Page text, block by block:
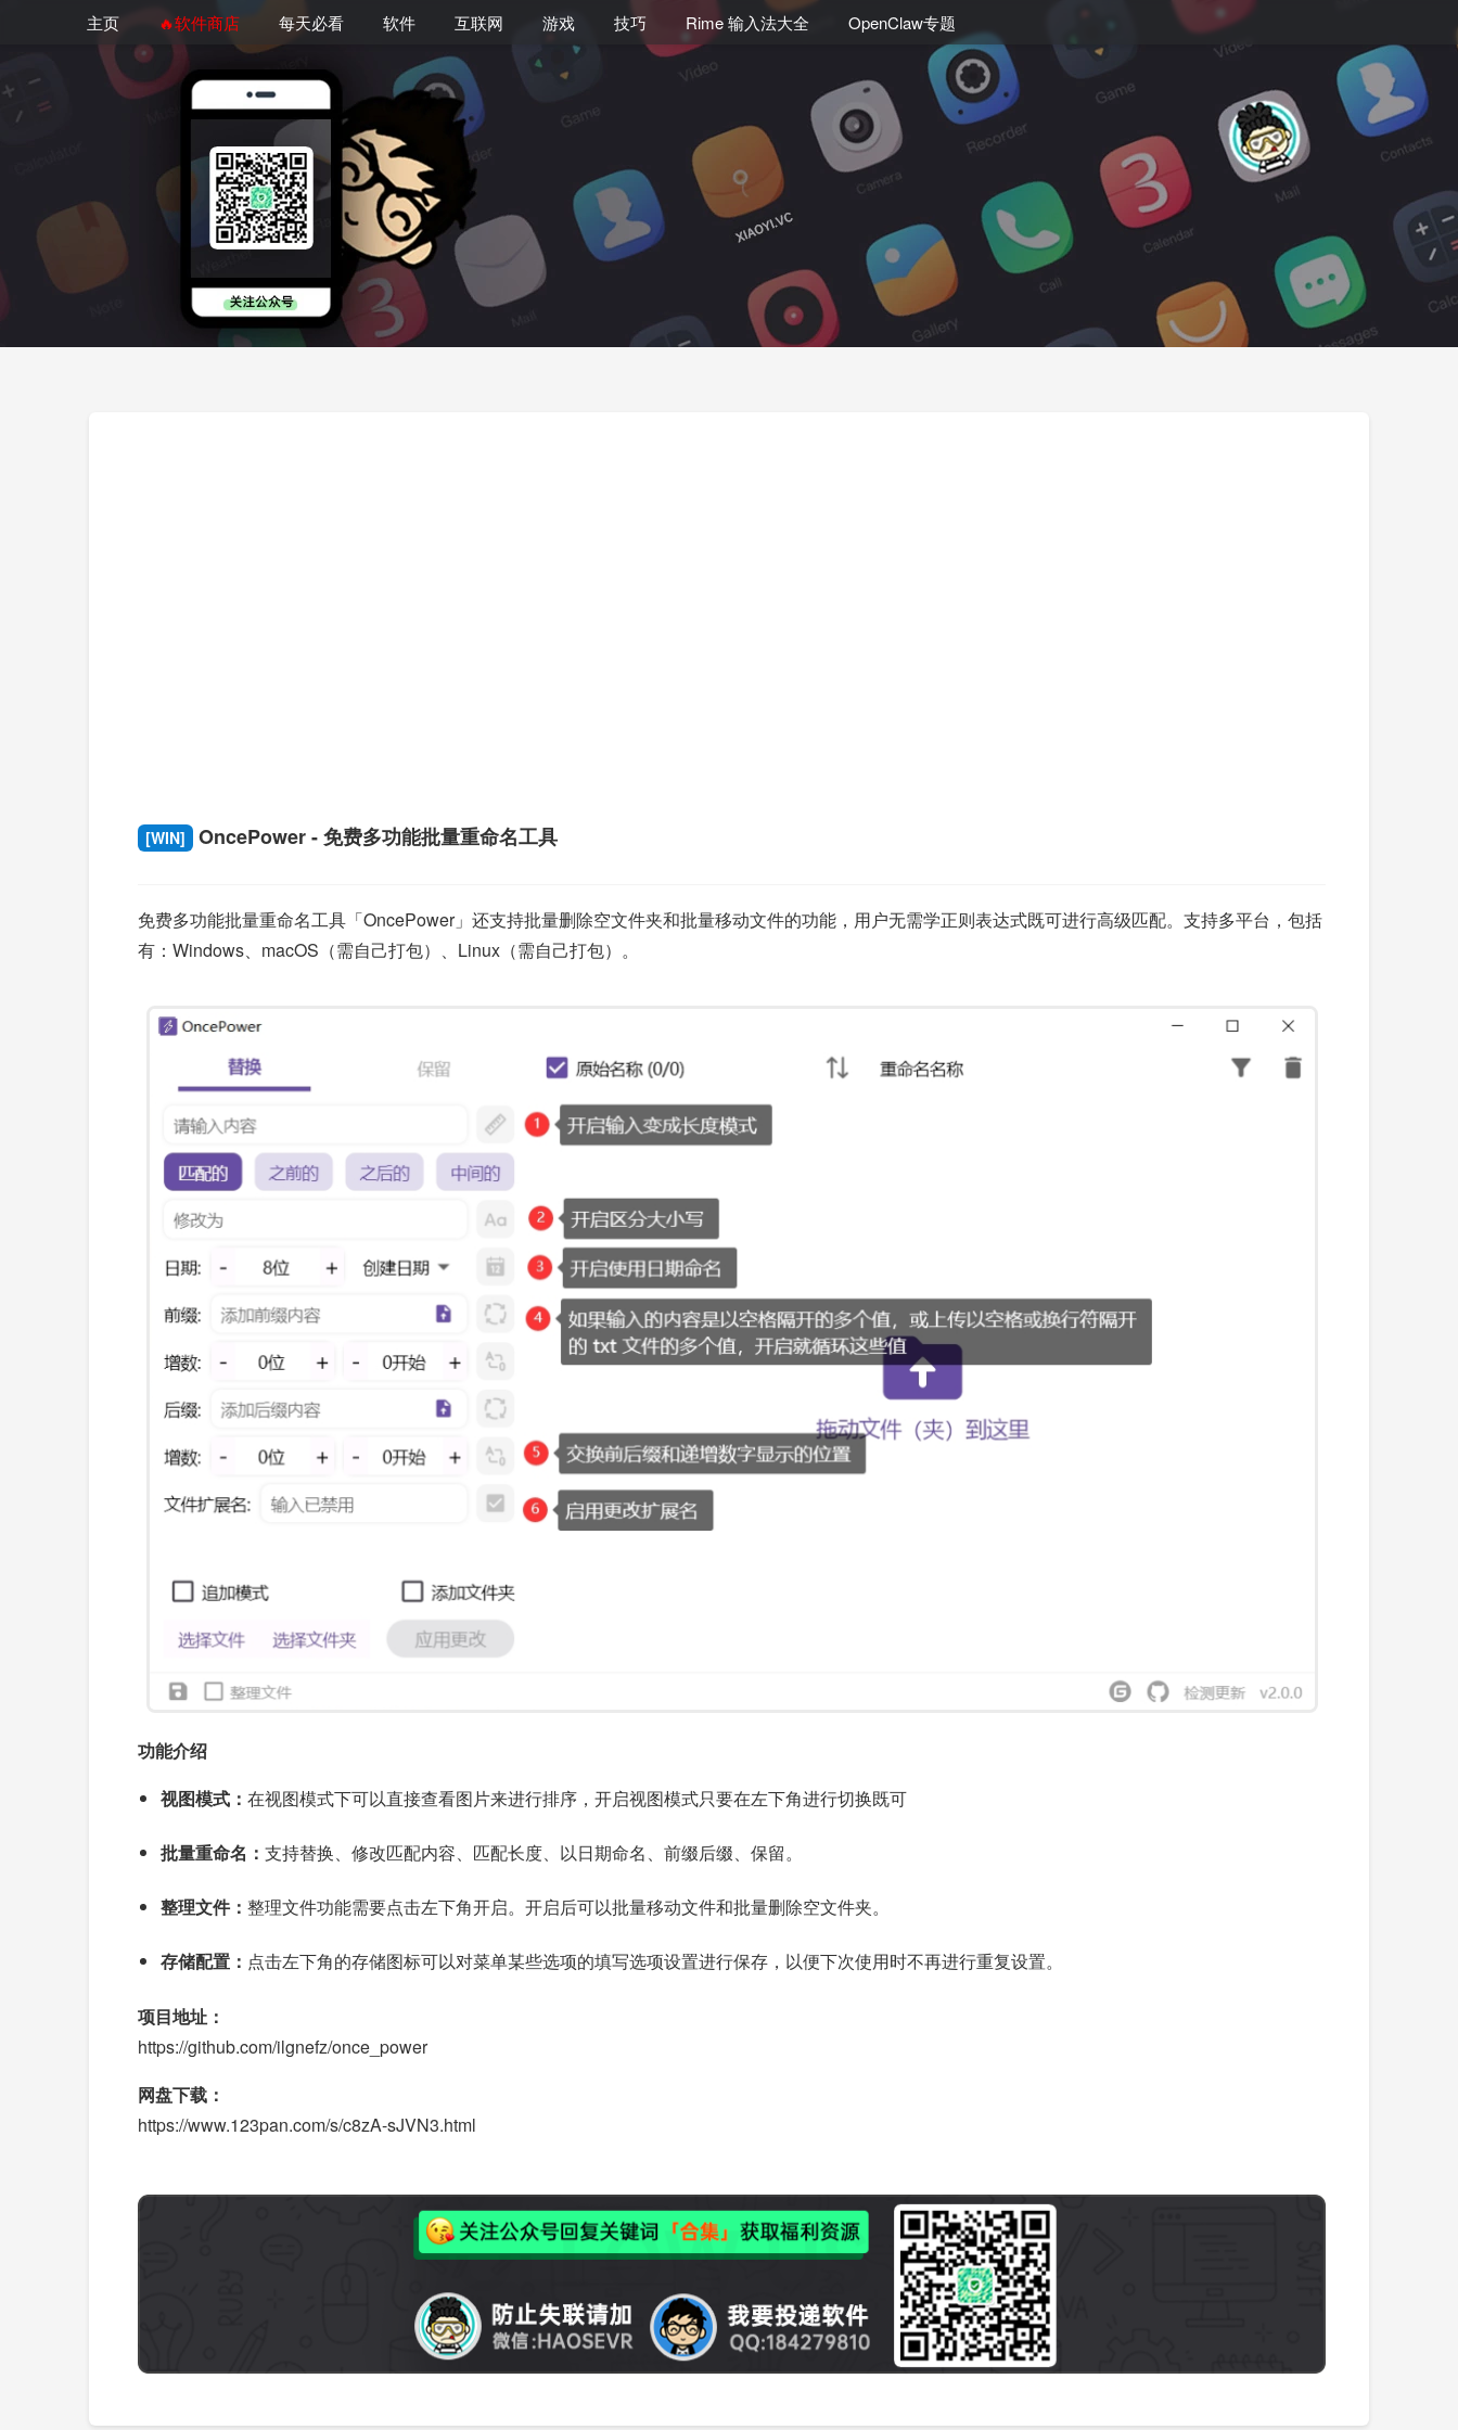
主页 🔥软件商店 每天必看 软件 互联网 游戏 技巧 Rime 输入法大全 OpenClaw专题
[WIN] OncePower - 免费多功能批量重命名工具
免费多功能批量重命名工具「OncePower」还支持批量删除空文件夹和批量移动文件的功能，用户无需学正则表达式既可进行高级匹配。支持多平台，包括
有：Windows、macOS（需自己打包）、Linux（需自己打包）。
功能介绍
视图模式： 在视图模式下可以直接查看图片来进行排序，开启视图模式只要在左下角进行切换既可
批量重命名： 支持替换、修改匹配内容、匹配长度、以日期命名、前缀后缀、保留。
整理文件： 整理文件功能需要点击左下角开启。开启后可以批量移动文件和批量删除空文件夹。
存储配置： 点击左下角的存储图标可以对菜单某些选项的填写选项设置进行保存，以便下次使用时不再进行重复设置。
项目地址：
https://github.com/ilgnefz/once_power
网盘下载：
https://www.123pan.com/s/c8zA-sJVN3.html